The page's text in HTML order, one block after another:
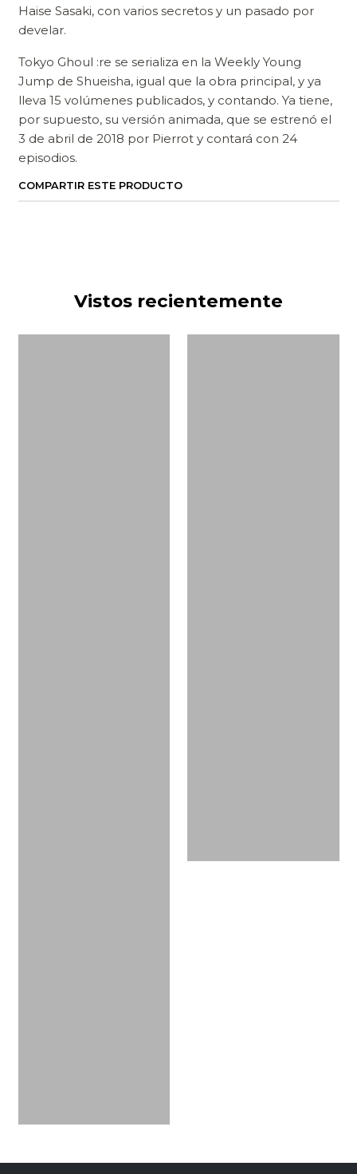
Haise Sasaki, con varios secretos y un pasado por
develar.
Tokyo Ghoul :re se serializa en la Weekly Young
Jump de Shueisha, igual que la obra principal, y ya
lleva 15 volúmenes publicados, y contando. Ya tiene,
por supuesto, su versión animada, que se estrenó el
3 de abril de 2018 por Pierrot y contará con 24
episodios.
COMPARTIR ESTE PRODUCTO
Vistos recientemente